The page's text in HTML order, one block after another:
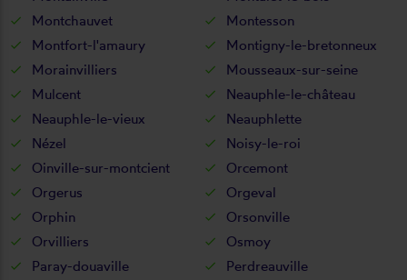
Montchauvet
Montesson
Montfort-l'amaury
Montigny-le-bretonneux
Morainvilliers
Mousseaux-sur-seine
Mulcent
Neauphle-le-château
Neauphle-le-vieux
Neauphlette
Nézel
Noisy-le-roi
Oinville-sur-montcient
Orcemont
Orgerus
Orgeval
Orphin
Orsonville
Orvilliers
Osmoy
Paray-douaville
Perdreauville